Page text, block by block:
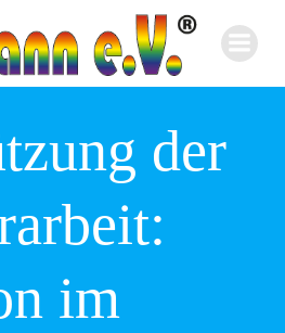
Inhalt
springen
der
im